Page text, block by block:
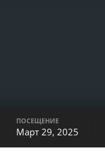
ПОСЕЩЕНИЕ
Март 29, 2025